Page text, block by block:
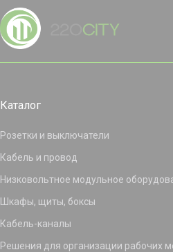
Каталог
Розетки и выключатели
Кабель и провод
Низковольтное модульное
Шкафы, щиты, боксы
Кабель-каналы
Решения для организации рабочих